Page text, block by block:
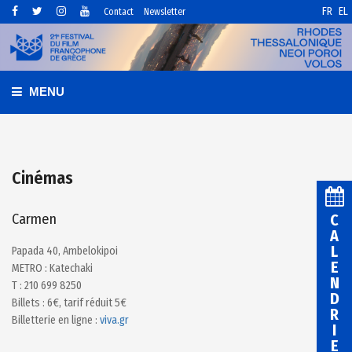
Contact Newsletter FR EL
MENU
Cinémas
Carmen
Papada 40, Ambelokipoi
METRO : Katechaki
Τ : 210 699 8250
Billets : 6€, tarif réduit 5€
Billetterie en ligne : viva.gr
C
A
L
E
N
D
R
I
E